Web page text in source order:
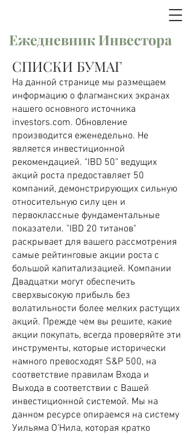
Ежедневник Инвестора
СПИСКИ БУМАГ
На данной странице мы размещаем
информацию о флагманских экранах
нашего основного источника
investors.com. Обновление
производится еженедельно. Не
является инвестиционной
рекомендацией. "IBD 50" ведущих
акций роста предоставляет 50
компаний, демонстрирующих сильную
относительную силу цен и
первоклассные фундаментальные
показатели. "IBD 20 титанов"
раскрывает для вашего рассмотрения
самые рейтинговые акции роста с
большой капитализацией. Компании
Двадцатки могут обеспечить
сверхвысокую прибыль без
волатильности более мелких растущих
акций. Прежде чем вы решите, какие
акции покупать, всегда проверяйте эти
инструменты, которые исторически
намного превосходят S&P 500, на
соответствие правилам Входа и
Выхода в соответствии с Вашей
инвестиционной системой. Мы на
данном ресурсе опираемся на систему
Уильяма О'Нила, которая кратко